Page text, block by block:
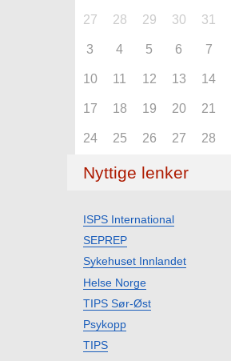
27 28 29 30 31
3 4 5 6 7
10 11 12 13 14
17 18 19 20 21
24 25 26 27 28
Nyttige lenker
ISPS International
SEPREP
Sykehuset Innlandet
Helse Norge
TIPS Sør-Øst
Psykopp
TIPS